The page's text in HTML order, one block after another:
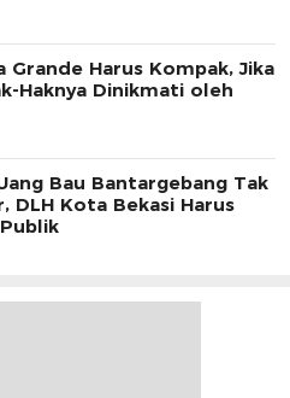
Grande Harus Kompak, Jika
Haknya Dinikmati oleh
Bau Bantargebang Tak
DLH Kota Bekasi Harus